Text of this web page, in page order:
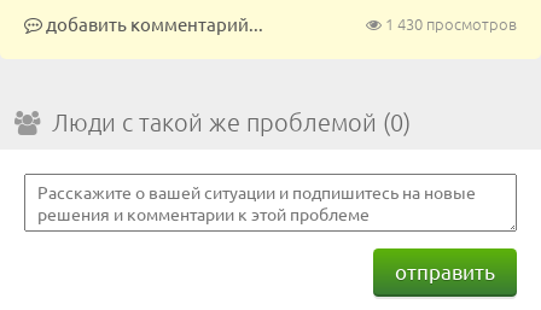
1 430 просмотров
добавить комментарий...
Люди с такой же проблемой (0)
отправить